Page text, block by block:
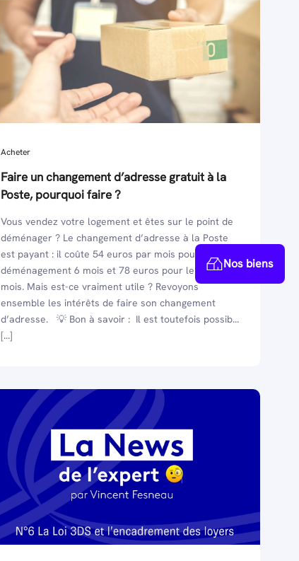
Nos biens
Acheter
Faire un changement d’adresse gratuit à la
Poste, pourquoi faire ?
Vous vendez votre logement et êtes sur le point de
déménager ? Le changement d’adresse à la Poste
est payant : il coûte 54 euros par mois pour le pack
déménagement 6 mois et 78 euros pour le pack 12
mois. Mais est-ce vraiment utile ? Revoyons
ensemble les intérêts de faire son changement
d’adresse. 💡 Bon à savoir : Il est toutefois possib...
[...]